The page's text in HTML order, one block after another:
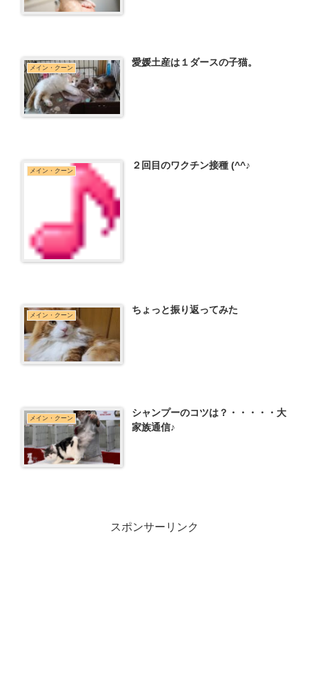
メイン・クーン 愛媛土産は１ダースの子猫。
メイン・クーン ２回目のワクチン接種 (^^♪
メイン・クーン ちょっと振り返ってみた
メイン・クーン
シャンプーのコツは？・・・・・大
家族通信♪
スポンサーリンク